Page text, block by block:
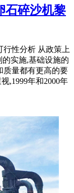
石碎沙机黎
行性分析 从政策上
实施,基础设施的
质量都有更高的要
,1999年和2000年